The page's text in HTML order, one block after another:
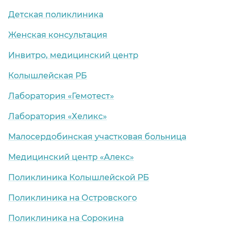
Детская поликлиника
Женская консультация
Инвитро, медицинский центр
Колышлейская РБ
Лаборатория «Гемотест»
Лаборатория «Хеликс»
Малосердобинская участковая больница
Медицинский центр «Алекс»
Поликлиника Колышлейской РБ
Поликлиника на Островского
Поликлиника на Сорокина